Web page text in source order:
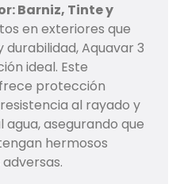
Barniz, Tinte y
en exteriores que
Aquavar 3
ideal. Este
protección
al rayado y
asegurando que
hermosos